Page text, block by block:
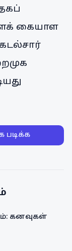
கையாள
படிக்க
கனவுகள்